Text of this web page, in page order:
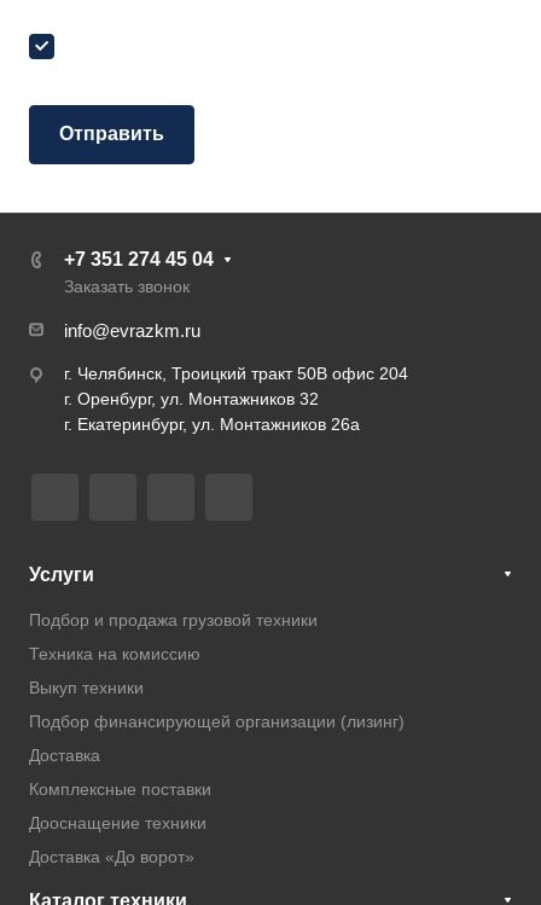
+7 351 274 45 04
Заказать звонок
info@evrazkm.ru
г. Челябинск, Троицкий тракт 50В офис 204
г. Оренбург, ул. Монтажников 32
г. Екатеринбург, ул. Монтажников 26а
Услуги
Подбор и продажа грузовой техники
Техника на комиссию
Выкуп техники
Подбор финансирующей организации (лизинг)
Доставка
Комплексные поставки
Дооснащение техники
Доставка «До ворот»
Каталог техники